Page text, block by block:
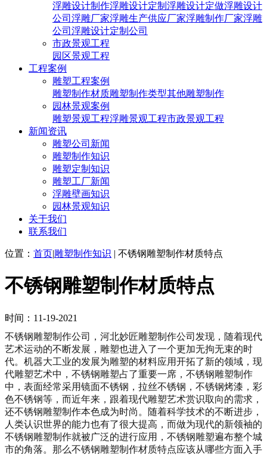
浮雕设计制作浮雕设计定制 浮雕设计定做浮雕设计
公司 浮雕厂家浮雕生产供应厂家浮雕制作厂家浮雕
公司 浮雕设计定制公司
市政景观工程
园区景观工程
工程案例
雕塑工程案例
雕塑制作材质雕塑制作类型其他雕塑制作
园林景观案例
雕塑景观工程浮雕景观工程市政景观工程
新闻资讯
雕塑公司新闻
雕塑制作知识
雕塑定制知识
雕塑工厂新闻
浮雕壁画知识
园林景观知识
关于我们
联系我们
位置： 首页|雕塑制作知识 | 不锈钢雕塑制作材质特点
不锈钢雕塑制作材质特点
时间：11-19-2021
不锈钢雕塑制作公司，河北妙匠雕塑制作公司发现，随着现代
艺术运动的不断发展，雕塑也进入了一个更加无拘无束的时
代。机器大工业的发展为雕塑的材料应用开拓了新的领域，现
代雕塑艺术中，不锈钢雕塑占了重要一席，不锈钢雕塑制作
中，表面经常采用镜面不锈钢，拉丝不锈钢，不锈钢烤漆，彩
色不锈钢等，而近年来，跟着现代雕塑艺术赏识取向的需求，
还不锈钢雕塑制作本色成为时尚。随着科学技术的不断进步，
人类认识世界的能力也有了很大提高，而做为现代的新领袖的
不锈钢雕塑制作就被广泛的进行应用，不锈钢雕塑遍布整个城
市的角落。那么不锈钢雕塑制作材质特点应该从哪些方面入手